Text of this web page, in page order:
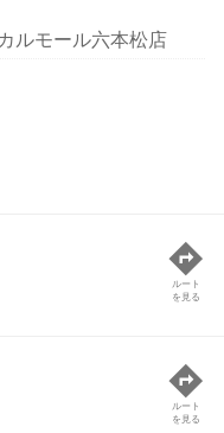
ルモール六本松店
ルート
を見る
ルート
を見る